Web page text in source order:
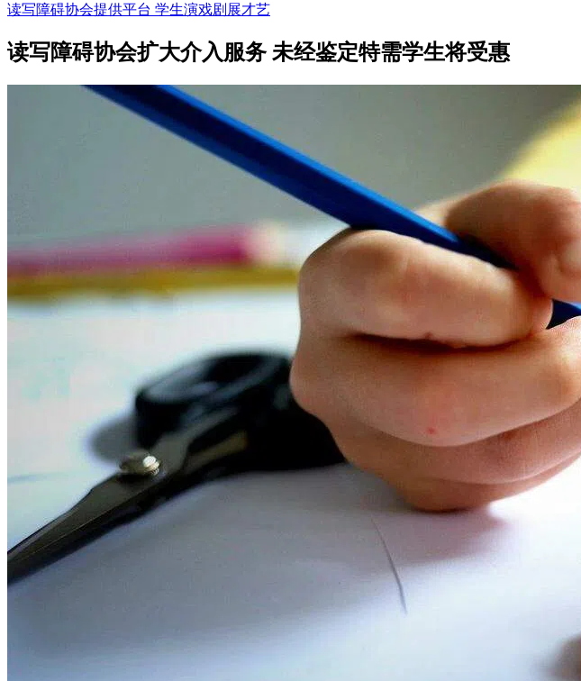
读写障碍协会提供平台 学生演戏剧展才艺
读写障碍协会扩大介入服务 未经鉴定特需学生将受惠